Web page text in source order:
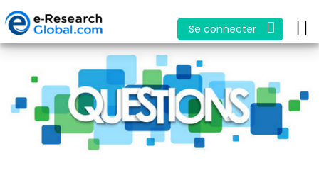
Se connecter